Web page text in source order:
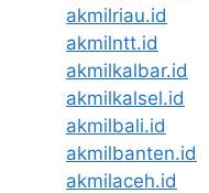
akmilriau.id
akmilntt.id
akmilkalbar.id
akmilkalsel.id
akmilbali.id
akmilbanten.id
akmilaceh.id